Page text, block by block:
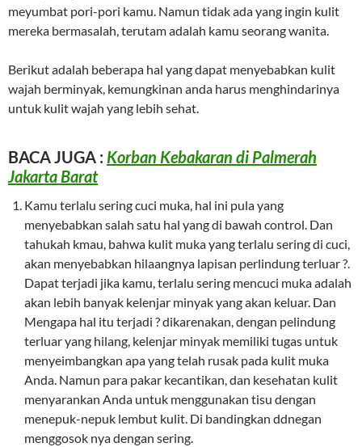
meyumbat pori-pori kamu. Namun tidak ada yang ingin kulit
mereka bermasalah, terutam adalah kamu seorang wanita.
Berikut adalah beberapa hal yang dapat menyebabkan kulit
wajah berminyak, kemungkinan anda harus menghindarinya
untuk kulit wajah yang lebih sehat.
BACA JUGA : Korban Kebakaran di Palmerah
Jakarta Barat
Kamu terlalu sering cuci muka, hal ini pula yang
menyebabkan salah satu hal yang di bawah control. Dan
tahukah kmau, bahwa kulit muka yang terlalu sering di cuci,
akan menyebabkan hilaangnya lapisan perlindung terluar ?.
Dapat terjadi jika kamu, terlalu sering mencuci muka adalah
akan lebih banyak kelenjar minyak yang akan keluar. Dan
Mengapa hal itu terjadi ? dikarenakan, dengan pelindung
terluar yang hilang, kelenjar minyak memiliki tugas untuk
menyeimbangkan apa yang telah rusak pada kulit muka
Anda. Namun para pakar kecantikan, dan kesehatan kulit
menyarankan Anda untuk menggunakan tisu dengan
menepuk-nepuk lembut kulit. Di bandingkan ddnegan
menggosok nya dengan sering.